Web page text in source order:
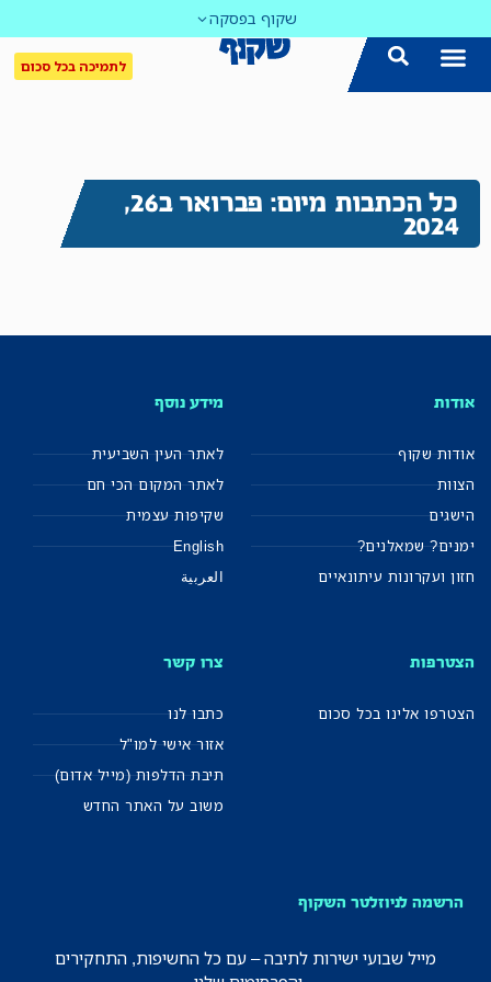
שקוף בפסקה
לתמיכה בכל סכום
כל הכתבות מיום: פברואר ב26,
2024
אודות
אודות שקוף
הצוות
הישגים
ימנים? שמאלנים?
חזון ועקרונות עיתונאיים
מידע נוסף
לאתר העין השביעית
לאתר המקום הכי חם
שקיפות עצמית
English
العربية
הצטרפות
הצטרפו אלינו בכל סכום
צרו קשר
כתבו לנו
אזור אישי למו"ל
תיבת הדלפות (מייל אדום)
משוב על האתר החדש
הרשמה לניוזלטר השקוף
מייל שבועי ישירות לתיבה – עם כל החשיפות, התחקירים